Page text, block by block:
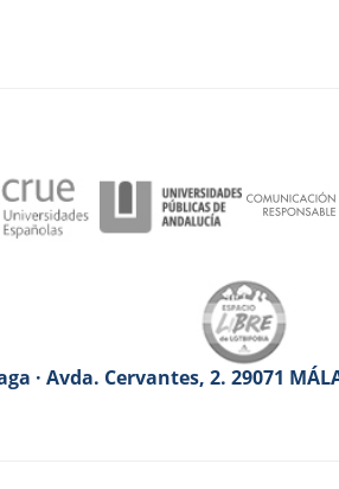
· Avda. Cervantes, 2. 29071